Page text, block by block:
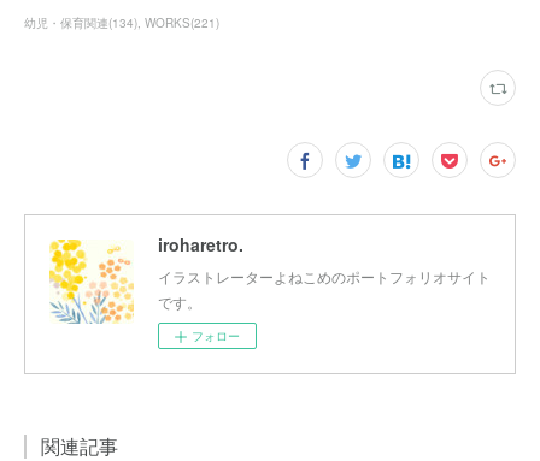
幼児・保育関連(134) WORKS(221)
iroharetro.
イラストレーターよねこめのポートフォリオサイト
です。
フォロー
関連記事